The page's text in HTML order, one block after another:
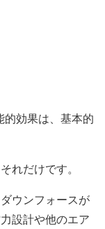
的効果は、基本的
れだけです。
ウンフォースが
設計や他のエア